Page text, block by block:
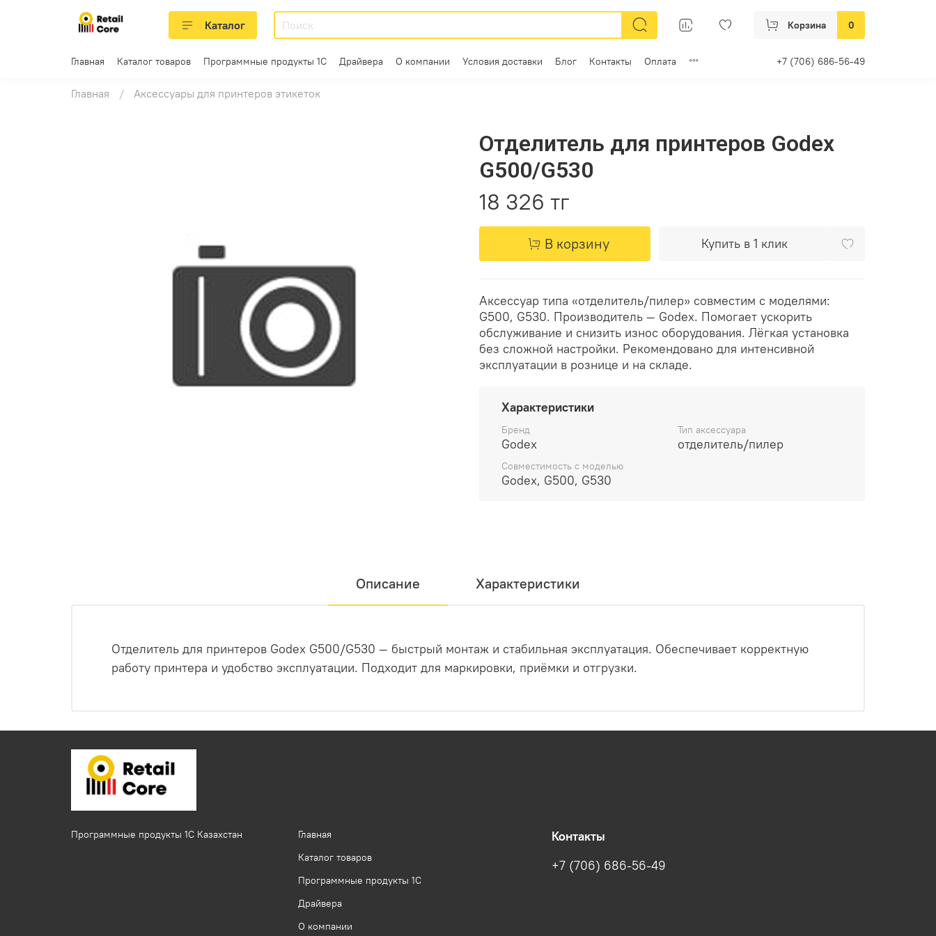
Каталог Корзина 0
Главная Каталог товаров Программные продукты 1С Драйвера О компании Условия доставки Блог Контакты Оплата +7 (706) 686-56-49
Главная Аксессуары для принтеров этикеток
Отделитель для принтеров Godex
G500/G530
18 326 тг
В корзину Купить в 1 клик
Аксессуар типа «отделитель/пилер» совместим с моделями:
G500, G530. Производитель — Godex. Помогает ускорить
обслуживание и снизить износ оборудования. Лёгкая установка
без сложной настройки. Рекомендовано для интенсивной
эксплуатации в рознице и на складе.
Характеристики
Бренд
Godex
Тип аксессуара
отделитель/пилер
Совместимость с моделью
Godex, G500, G530
Описание Характеристики
Отделитель для принтеров Godex G500/G530 — быстрый монтаж и стабильная эксплуатация. Обеспечивает корректную
работу принтера и удобство эксплуатации. Подходит для маркировки, приёмки и отгрузки.
Программные продукты 1C Казахстан
Главная
Каталог товаров
Программные продукты 1С
Драйвера
О компании
Контакты
+7 (706) 686-56-49